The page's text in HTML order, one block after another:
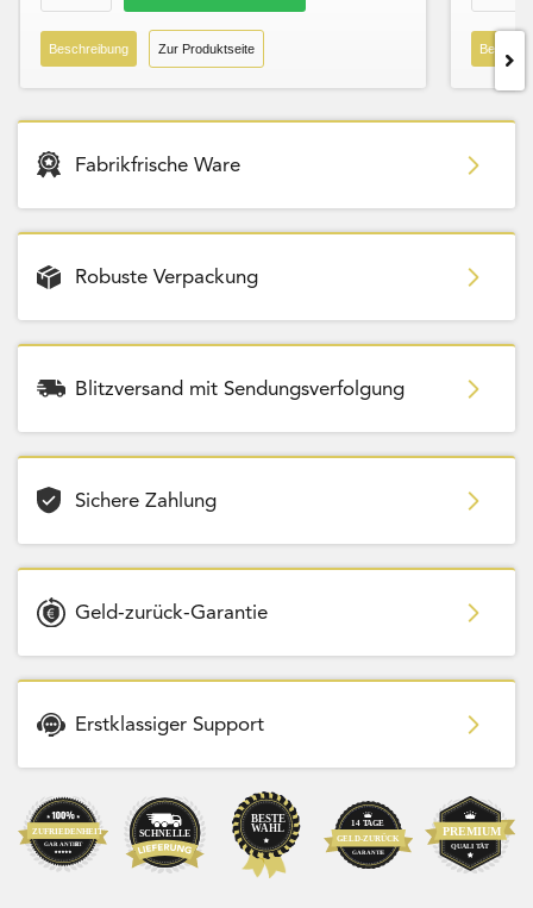
Beschreibung Zur Produktseite
Fabrikfrische Ware
Robuste Verpackung
Blitzversand mit Sendungsverfolgung
Sichere Zahlung
Geld-zurück-Garantie
Erstklassiger Support